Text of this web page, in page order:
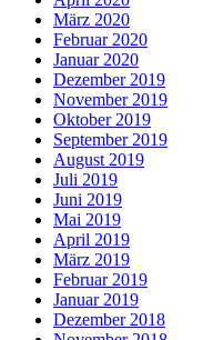
März 2020
Februar 2020
Januar 2020
Dezember 2019
November 2019
Oktober 2019
September 2019
August 2019
Juli 2019
Juni 2019
Mai 2019
April 2019
März 2019
Februar 2019
Januar 2019
Dezember 2018